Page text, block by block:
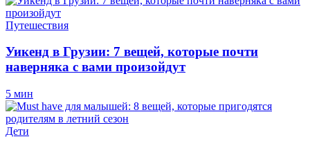
Путешествия
Уикенд в Грузии: 7 вещей, которые почти
наверняка с вами произойдут
5 мин
Дети